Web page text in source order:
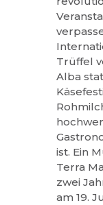
Trüffel
Alba
ist. Ein
Terra
zwei
am 19.